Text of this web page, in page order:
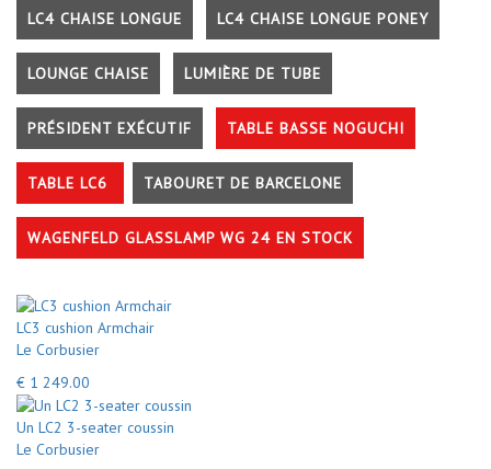
LC4 CHAISE LONGUE LC4 CHAISE LONGUE PONEY
LOUNGE CHAISE LUMIÈRE DE TUBE
PRÉSIDENT EXÉCUTIF TABLE BASSE NOGUCHI
TABLE LC6 TABOURET DE BARCELONE
WAGENFELD GLASSLAMP WG 24 EN STOCK
LC3 cushion Armchair
Le Corbusier
€ 1 249.00
Un LC2 3-seater coussin
Le Corbusier